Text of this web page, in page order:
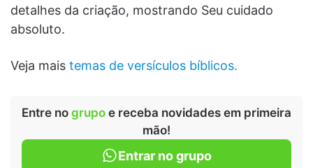
detalhes da criação, mostrando Seu cuidado
absoluto.
Veja mais temas de versículos bíblicos.
Entre no grupo e receba novidades em primeira
mão!
Entrar no grupo